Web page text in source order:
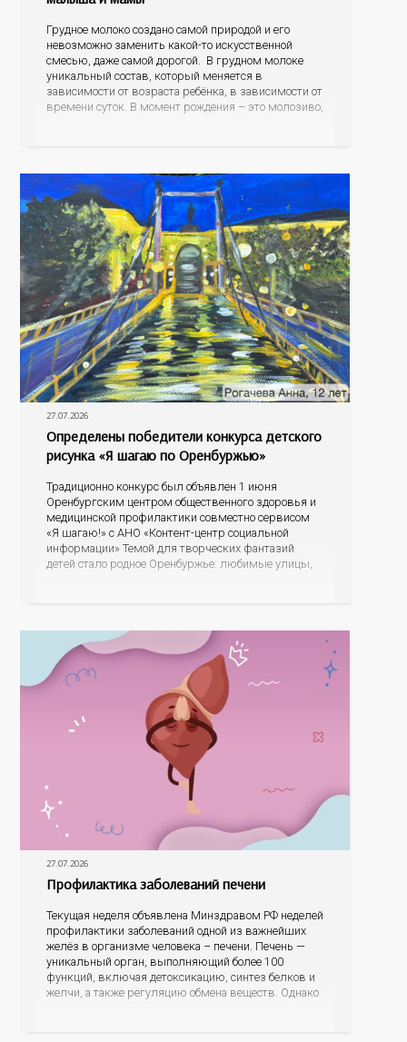
Грудное молоко создано самой природой и его
невозможно заменить какой-то искусственной
смесью, даже самой дорогой. В грудном молоке
уникальный состав, который меняется в
зависимости от возраста ребёнка, в зависимости от
времени суток. В момент рождения – это молозиво,
27.07.2026
Определены победители конкурса детского
рисунка «Я шагаю по Оренбуржью»
Традиционно конкурс был объявлен 1 июня
Оренбургским центром общественного здоровья и
медицинской профилактики совместно сервисом
«Я шагаю!» с АНО «Контент-центр социальной
информации» Темой для творческих фантазий
детей стало родное Оренбуржье: любимые улицы,
27.07.2026
Профилактика заболеваний печени
Текущая неделя объявлена Минздравом РФ неделей
профилактики заболеваний одной из важнейших
желёз в организме человека – печени. Печень —
уникальный орган, выполняющий более 100
функций, включая детоксикацию, синтез белков и
желчи, а также регуляцию обмена веществ. Однако